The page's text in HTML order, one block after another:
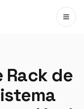
Abrir
Rack de